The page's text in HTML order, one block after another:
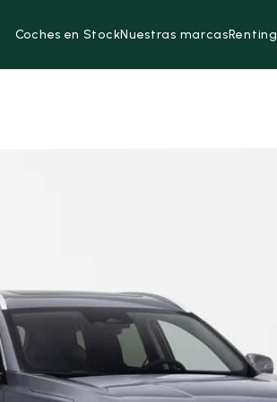
Coches en StockNuestras marcasRenting